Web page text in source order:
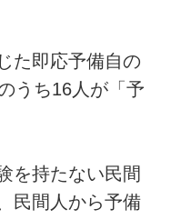
た即応予備自の
うち16人が「予
を持たない民間
民間人から予備